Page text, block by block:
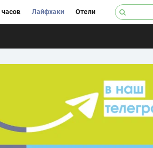
часов Лайфхаки Отели